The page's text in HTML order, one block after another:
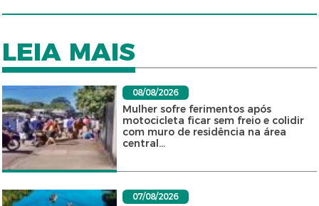
LEIA MAIS
08/08/2026
Mulher sofre ferimentos após
motocicleta ficar sem freio e colidir
com muro de residência na área
central...
07/08/2026